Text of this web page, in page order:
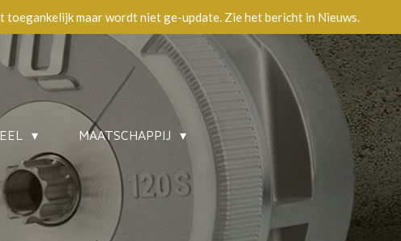
maar wordt niet ge-update. Zie het bericht in Nieuws.
MAATSCHAPPIJ